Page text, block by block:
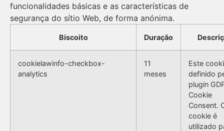
funcionalidades básicas e as características de
segurança do sítio Web, de forma anónima.
Biscoito Duração
cookielawinfo-checkbox-
analytics
11
meses
Este
definido
plugin
Cookie
Consent.
cookie é
utilizado